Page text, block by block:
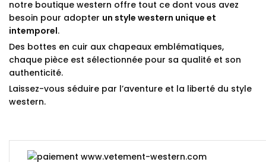
notre boutique western offre tout ce dont vous avez
besoin pour adopter un style western unique et
intemporel.
Des bottes en cuir aux chapeaux emblématiques,
chaque pièce est sélectionnée pour sa qualité et son
authenticité.
Laissez-vous séduire par l’aventure et la liberté du style
western.